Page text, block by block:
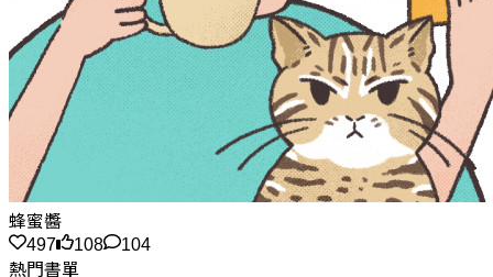
蜂蜜醬
497
108
104
熱門書單